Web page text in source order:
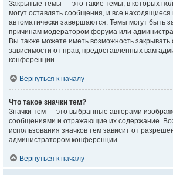
Закрытые темы — это такие темы, в которых
могут оставлять сообщения, и все находящиеся
автоматически завершаются. Темы могут быть
причинам модератором форума или
Вы также можете иметь возможность
зависимости от прав, предоставленных вам
конференции.
Вернуться к началу
Что такое значки тем?
Значки тем — это выбранные авторами
сообщениями и отражающие их содержание.
использования значков тем зависит от
администратором конференции.
Вернуться к началу